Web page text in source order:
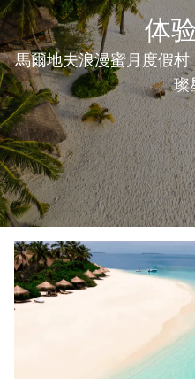
体
馬爾地夫浪漫蜜月度假
璨